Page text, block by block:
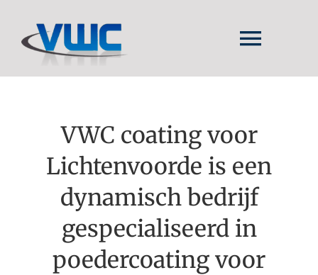
naar
TOEPASSINGEN
WERKWIJZE
VWC coating voor
Lichtenvoorde is een
dynamisch bedrijf
gespecialiseerd in
poedercoating voor